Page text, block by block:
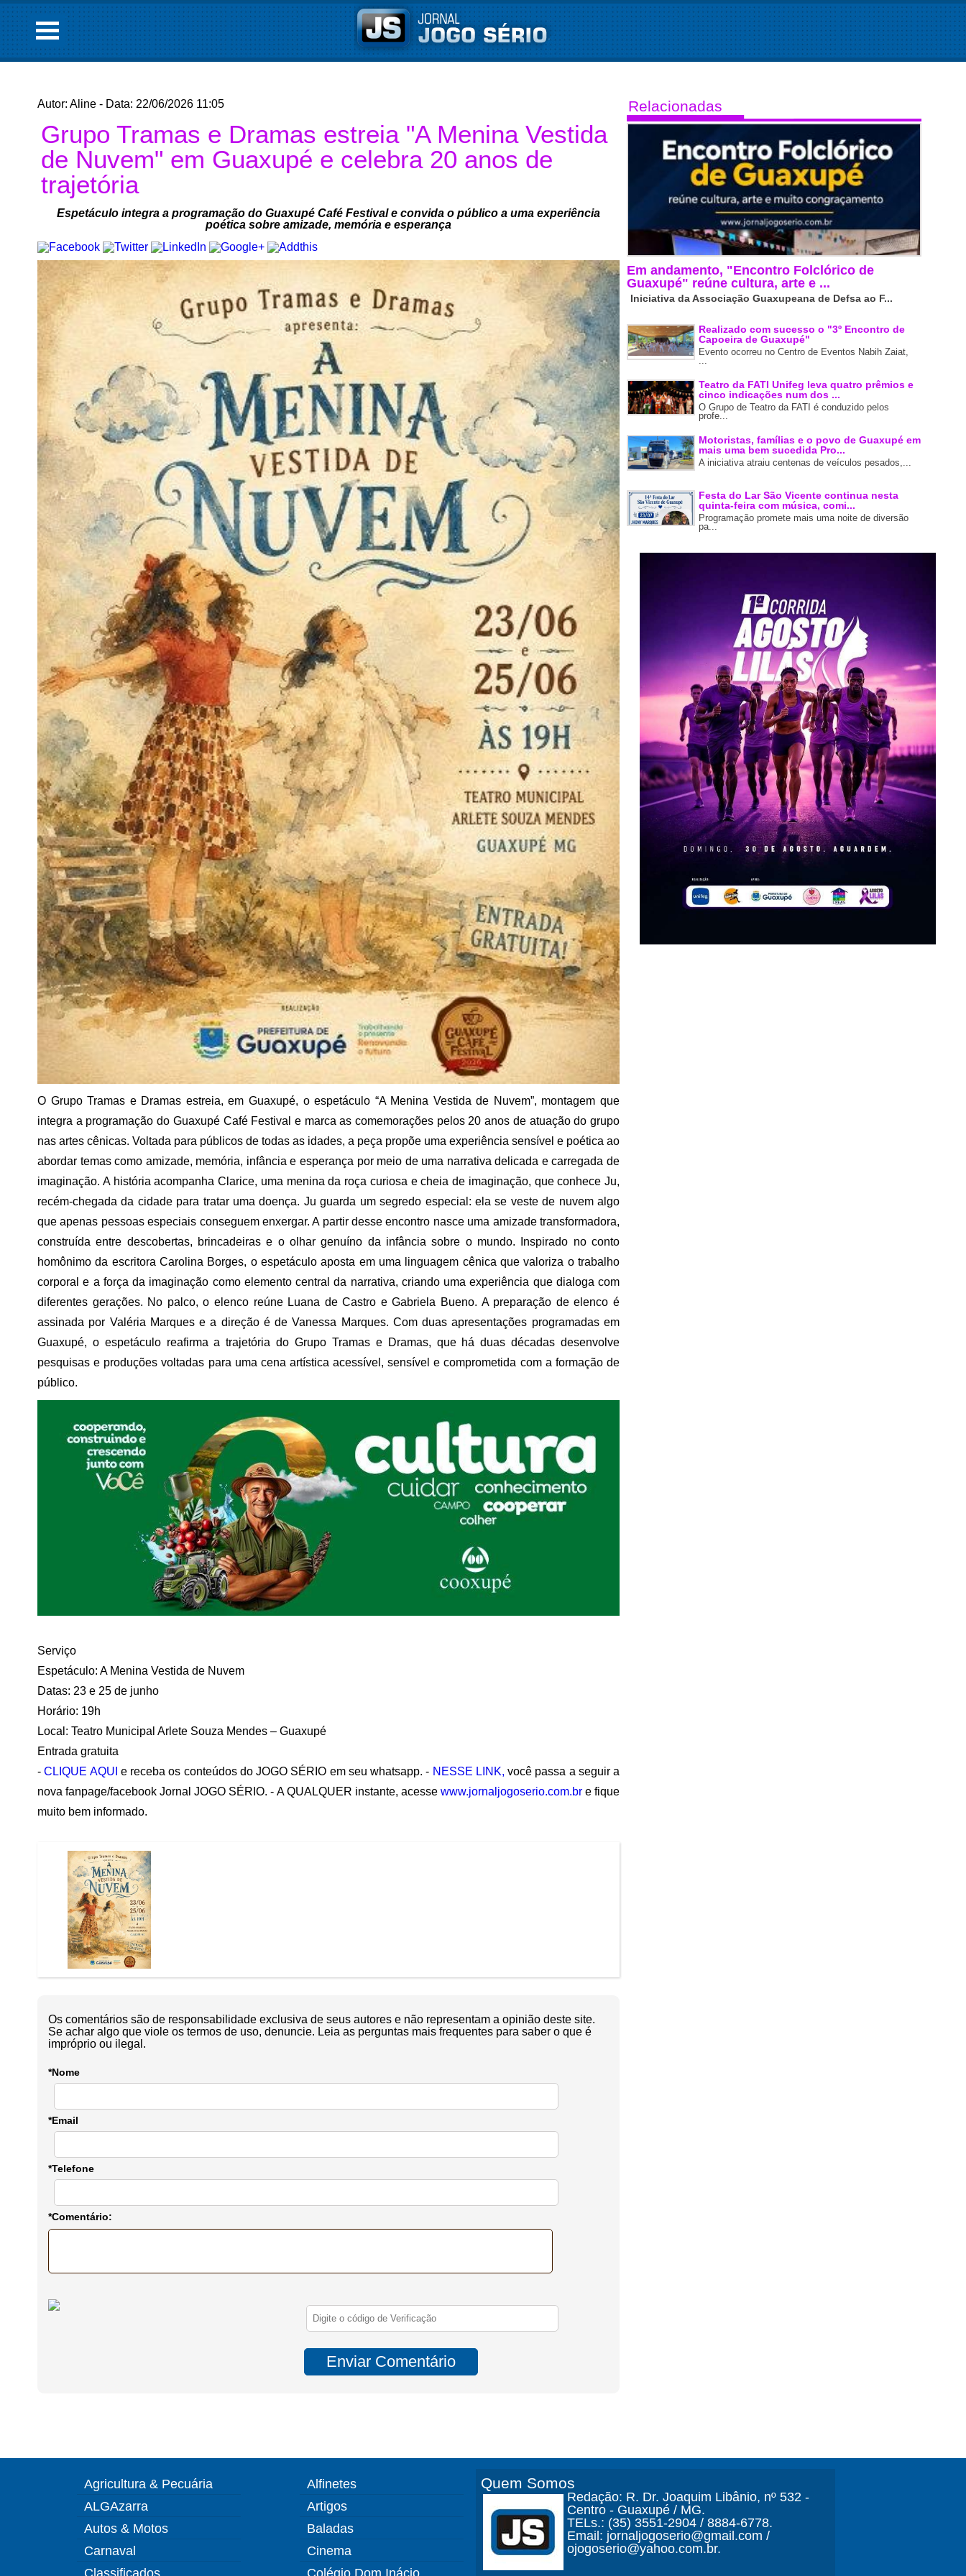
Autor: Aline - Data: 22/06/2026 11:05
Grupo Tramas e Dramas estreia "A Menina Vestida
de Nuvem" em Guaxupé e celebra 20 anos de
trajetória
Espetáculo integra a programação do Guaxupé Café Festival e convida o público a uma experiência
poética sobre amizade, memória e esperança
O Grupo Tramas e Dramas estreia, em Guaxupé, o espetáculo “A Menina Vestida de Nuvem”, montagem que
integra a programação do Guaxupé Café Festival e marca as comemorações pelos 20 anos de atuação do grupo
nas artes cênicas. Voltada para públicos de todas as idades, a peça propõe uma experiência sensível e poética ao
abordar temas como amizade, memória, infância e esperança por meio de uma narrativa delicada e carregada de
imaginação. A história acompanha Clarice, uma menina da roça curiosa e cheia de imaginação, que conhece Ju,
recém-chegada da cidade para tratar uma doença. Ju guarda um segredo especial: ela se veste de nuvem algo
que apenas pessoas especiais conseguem enxergar. A partir desse encontro nasce uma amizade transformadora,
construída entre descobertas, brincadeiras e o olhar genuíno da infância sobre o mundo. Inspirado no conto
homônimo da escritora Carolina Borges, o espetáculo aposta em uma linguagem cênica que valoriza o trabalho
corporal e a força da imaginação como elemento central da narrativa, criando uma experiência que dialoga com
diferentes gerações. No palco, o elenco reúne Luana de Castro e Gabriela Bueno. A preparação de elenco é
assinada por Valéria Marques e a direção é de Vanessa Marques. Com duas apresentações programadas em
Guaxupé, o espetáculo reafirma a trajetória do Grupo Tramas e Dramas, que há duas décadas desenvolve
pesquisas e produções voltadas para uma cena artística acessível, sensível e comprometida com a formação de
público.
Serviço
Espetáculo: A Menina Vestida de Nuvem
Datas: 23 e 25 de junho
Horário: 19h
Local: Teatro Municipal Arlete Souza Mendes – Guaxupé
Entrada gratuita
-CLIQUE AQUI e receba os conteúdos do JOGO SÉRIO em seu whatsapp. - NESSE LINK, você passa a seguir a
nova fanpage/facebook Jornal JOGO SÉRIO. - A QUALQUER instante, acesse www.jornaljogoserio.com.bre fique
muito bem informado.
Os comentários são de responsabilidade exclusiva de seus autores e não representam a opinião deste site.
Se achar algo que viole os termos de uso, denuncie. Leia as perguntas mais frequentes para saber o que é
impróprio ou ilegal.
*Nome
*Email
*Telefone
*Comentário:
Relacionadas
Em andamento, "Encontro Folclórico de
Guaxupé" reúne cultura, arte e ...
Iniciativa da Associação Guaxupeana de Defsa ao F...
Realizado com sucesso o "3º Encontro de
Capoeira de Guaxupé"
Evento ocorreu no Centro de Eventos Nabih Zaiat,
...
Teatro da FATI Unifeg leva quatro prêmios e
cinco indicações num dos ...
O Grupo de Teatro da FATI é conduzido pelos
profe...
Motoristas, famílias e o povo de Guaxupé em
mais uma bem sucedida Pro...
A iniciativa atraiu centenas de veículos pesados,...
Festa do Lar São Vicente continua nesta
quinta-feira com música, comi...
Programação promete mais uma noite de diversão
pa...
Agricultura & Pecuária
ALGAzarra
Autos & Motos
Carnaval
Alfinetes
Artigos
Baladas
Cinema
Quem Somos
Redação: R. Dr. Joaquim Libânio, nº 532 -
Centro - Guaxupé / MG.
TELs.: (35) 3551-2904 / 8884-6778.
Email: jornaljogoserio@gmail.com /
ojogoserio@yahoo.com.br.